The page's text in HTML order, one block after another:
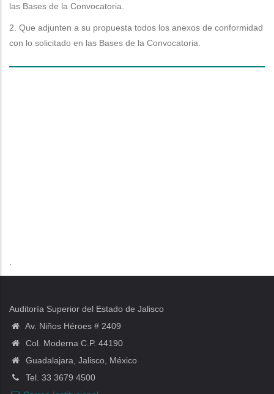
las Bases de la Convocatoria.
2. Que adjunten a su propuesta todos los anexos de conformidad
con lo solicitado en las Bases de la Convocatoria.
Auditoría Superior del Estado de Jalisco
Av. Niños Héroes # 2409
Col. Moderna C.P. 44190
Guadalajara, Jalisco, México
Tel. 33 3679 4500